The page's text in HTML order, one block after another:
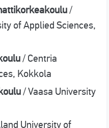
/
of Applied Sciences,
/ Centria
Kokkola
/ Vaasa University
University of